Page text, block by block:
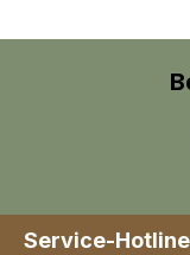
Service-Hotline